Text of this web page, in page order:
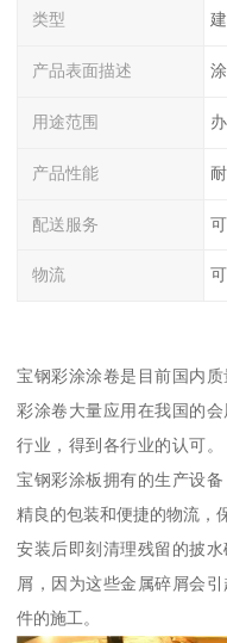
类型
产品表面描述
用途范围
产品性能
配送服务
物流
宝钢彩涂涂卷是目前国内
彩涂卷大量应用在我国的
行业，得到各行业的认可。
宝钢彩涂板拥有的生产设备
精良的包装和便捷的物流，
安装后即刻清理残留的披
屑，因为这些金属碎屑会
件的施工。